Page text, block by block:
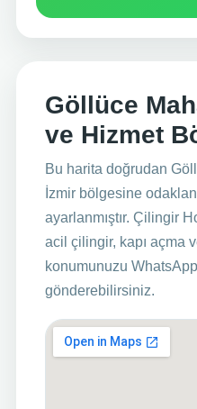
Göllüce
ve Hizmet
Bu harita doğrudan
İzmir bölgesine
ayarlanmıştır. Çilingir
acil çilingir, kapı açma
konumunuzu
gönderebilirsiniz.